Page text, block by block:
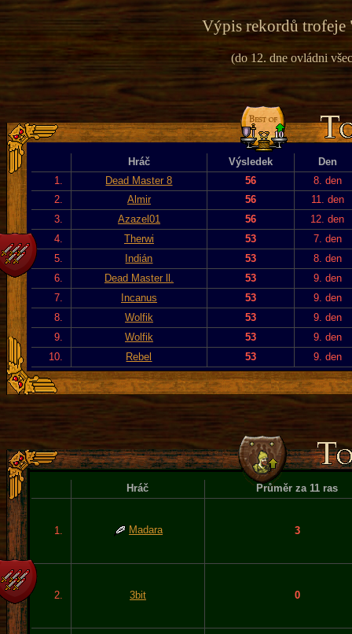
Výpis rekordů trofeje
(do 12. dne ovládni
Hráč Výsledek
Den
1.
Dead Master 8 56
8. den
2.
Almir 56
11. den
3.
Azazel01 56
12. den
4.
Therwi 53
7. den
5.
Indián 53
8. den
6.
Dead Master ll. 53
9. den
7.
Incanus 53
9. den
8.
Wolfik 53
9. den
9.
Wolfik 53
9. den
10.
Rebel 53 9. den
Hráč Průměr za 11 ras
1. Madara 3
2. 3bit 0